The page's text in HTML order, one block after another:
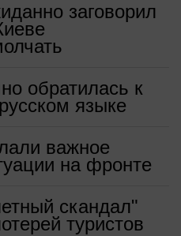
заговорил
обратилась к
языке
важное
на фронте
скандал"
туристов